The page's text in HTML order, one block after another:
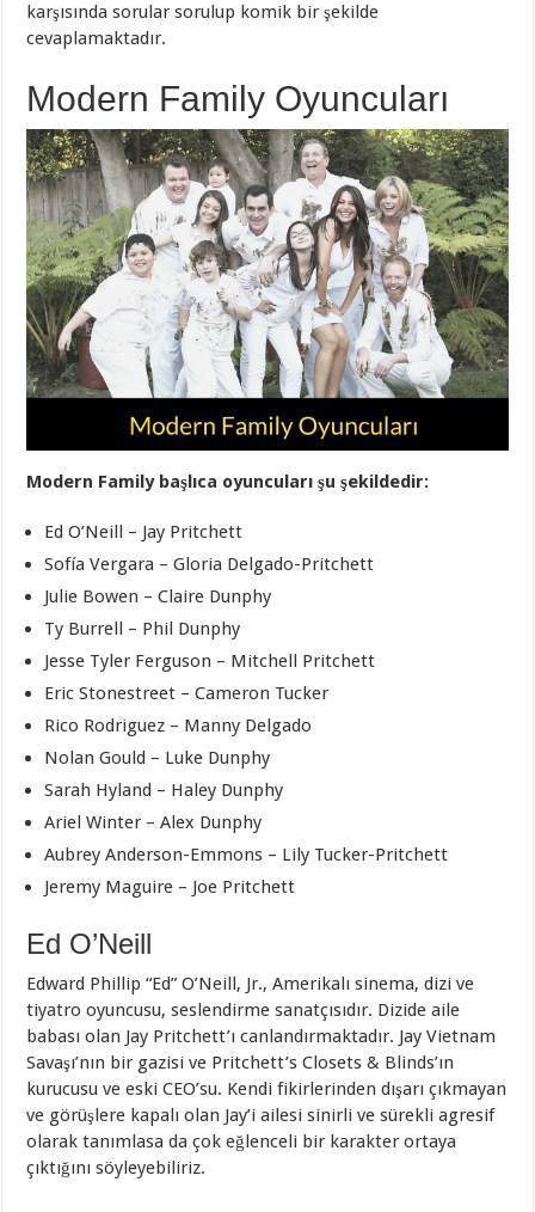
karşısında sorular sorulup komik bir şekilde
cevaplamaktadır.
Modern Family Oyuncuları
Modern Family başlıca oyuncuları şu şekildedir:
Ed O’Neill – Jay Pritchett
Sofía Vergara – Gloria Delgado-Pritchett
Julie Bowen – Claire Dunphy
Ty Burrell – Phil Dunphy
Jesse Tyler Ferguson – Mitchell Pritchett
Eric Stonestreet – Cameron Tucker
Rico Rodriguez – Manny Delgado
Nolan Gould – Luke Dunphy
Sarah Hyland – Haley Dunphy
Ariel Winter – Alex Dunphy
Aubrey Anderson-Emmons – Lily Tucker-Pritchett
Jeremy Maguire – Joe Pritchett
Ed O’Neill
Edward Phillip “Ed” O’Neill, Jr., Amerikalı sinema, dizi ve
tiyatro oyuncusu, seslendirme sanatçısıdır. Dizide aile
babası olan Jay Pritchett’ı canlandırmaktadır. Jay Vietnam
Savaşı’nın bir gazisi ve Pritchett’s Closets & Blinds’ın
kurucusu ve eski CEO’su. Kendi fikirlerinden dışarı çıkmayan
ve görüşlere kapalı olan Jay’i ailesi sinirli ve sürekli agresif
olarak tanımlasa da çok eğlenceli bir karakter ortaya
çıktığını söyleyebiliriz.